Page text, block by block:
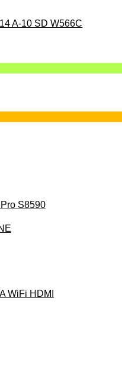
A-10 SD W566C
S8590
WiFi HDMI